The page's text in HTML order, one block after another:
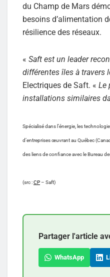
du Champ de Mars
besoins d’alimentation
résilience des réseaux.
« Saft est un leader
différentes îles à travers
Electriques de Saft. « Le
installations similaires
Spécialisé dans l’énergie, les
d’entreprises œuvrant au Québec
des liens de confiance avec le Bureau
(src :CP– Saft)
Partager l'article
WhatsApp